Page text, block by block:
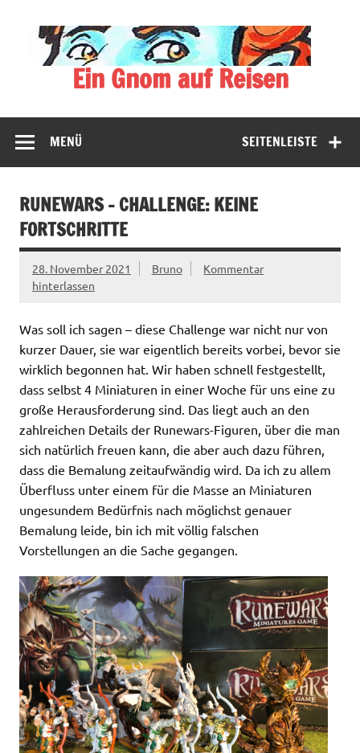
springen
Ein Gnom auf Reisen
SEITENLEISTE
MENÜ
RUNEWARS – CHALLENGE: KEINE
FORTSCHRITTE
28. November 2021 Bruno
Kommentar
hinterlassen
Was soll ich sagen – diese Challenge war nicht nur von
kurzer Dauer, sie war eigentlich bereits vorbei, bevor sie
wirklich begonnen hat. Wir haben schnell festgestellt,
dass selbst 4 Miniaturen in einer Woche für uns eine zu
große Herausforderung sind. Das liegt auch an den
zahlreichen Details der Runewars-Figuren, über die man
sich natürlich freuen kann, die aber auch dazu führen,
dass die Bemalung zeitaufwändig wird. Da ich zu allem
Überfluss unter einem für die Masse an Miniaturen
ungesundem Bedürfnis nach möglichst genauer
Bemalung leide, bin ich mit völlig falschen
Vorstellungen an die Sache gegangen.